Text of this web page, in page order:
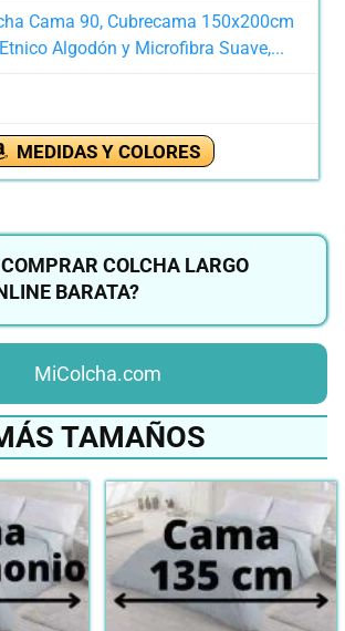
Cama 90, Cubrecama 150x200cm
Algodón y Microfibra Suave,...
MEDIDAS Y COLORES
COLCHA LARGO
BARATA?
MiColcha.com
TAMAÑOS